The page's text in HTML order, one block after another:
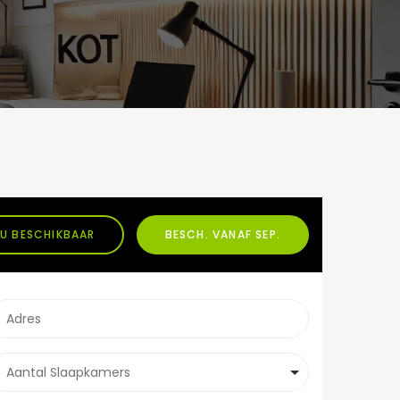
BESCHIKBAAR BESCH. VANAF SEP.